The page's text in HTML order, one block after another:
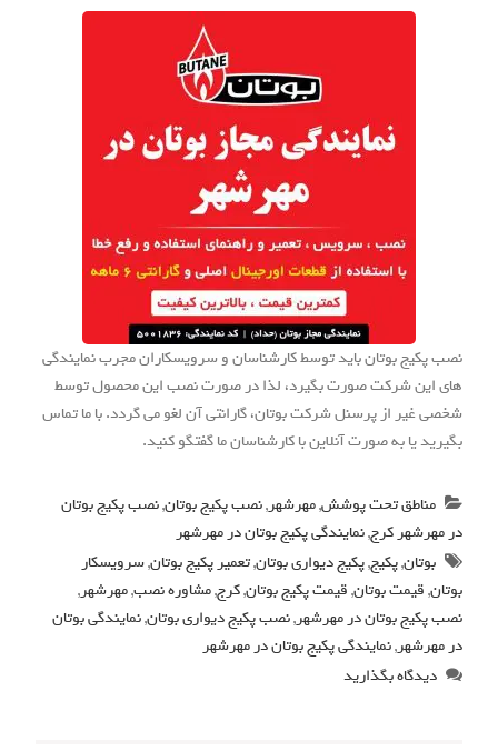
نصب پکیج بوتان باید توسط کارشناسان و سرویسکاران مجرب نمایندگی
های این شرکت صورت بگیرد، لذا در صورت نصب این محصول توسط
شخصی غیر از پرسنل شرکت بوتان، گارانتی آن لغو می گردد. با ما تماس
بگیرید یا به صورت آنلاین با کارشناسان ما گفتگو کنید.
مناطق تحت پوشش,مهرشهر,نصب پکیج بوتان,نصب پکیج بوتان
در مهرشهر کرج,نمایندگی پکیج بوتان در مهرشهر
بوتان,پکیج,پکیج دیواری بوتان,تعمیر پکیج بوتان,سرویسکار
بوتان,قیمت بوتان,قیمت پکیج بوتان,کرج,مشاوره نصب,مهرشهر,
نصب پکیج بوتان در مهرشهر,نصب پکیج دیواری بوتان,نمایندگی بوتان
در مهرشهر,نمایندگی پکیج بوتان در مهرشهر
دیدگاه بگذارید